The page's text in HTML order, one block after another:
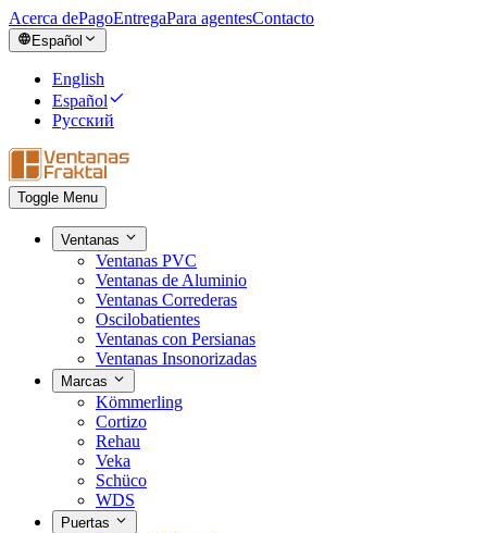
Acerca dePagoEntregaPara agentesContacto
Español
English
Español
Русский
Toggle Menu
Ventanas
Ventanas PVC
Ventanas de Aluminio
Ventanas Correderas
Oscilobatientes
Ventanas con Persianas
Ventanas Insonorizadas
Marcas
Kömmerling
Cortizo
Rehau
Veka
Schüco
WDS
Puertas